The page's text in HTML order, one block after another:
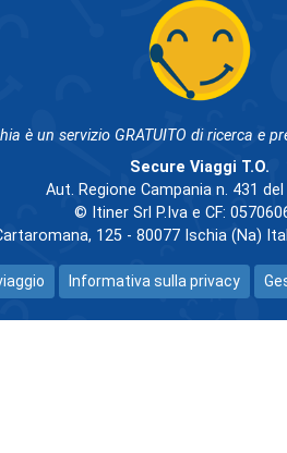
è un servizio GRATUITO di ricerca e
Secure Viaggi T.O.
Aut. Regione Campania n. 431
© Itiner Srl P.Iva e CF:
125 - 80077 Ischia (Na)
Informativa sulla privacy